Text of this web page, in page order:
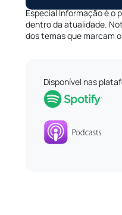
Especial Informação é o
dentro da atualidade.
dos temas que marcam
Disponível nas